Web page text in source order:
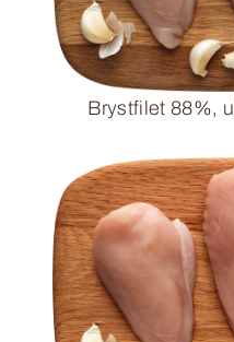
Brystfilet 88%,